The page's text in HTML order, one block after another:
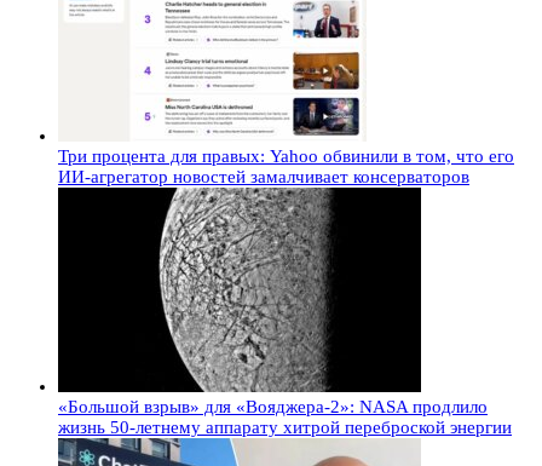
Три процента для правых: Yahoo обвинили в том, что его
ИИ-агрегатор новостей замалчивает консерваторов
«Большой взрыв» для «Вояджера-2»: NASA продлило
жизнь 50-летнему аппарату хитрой переброской энергии